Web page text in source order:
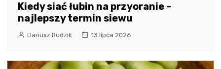
Kiedy siać łubin na przyoranie –
najlepszy termin siewu
Dariusz Rudzik 13 lipca 2026